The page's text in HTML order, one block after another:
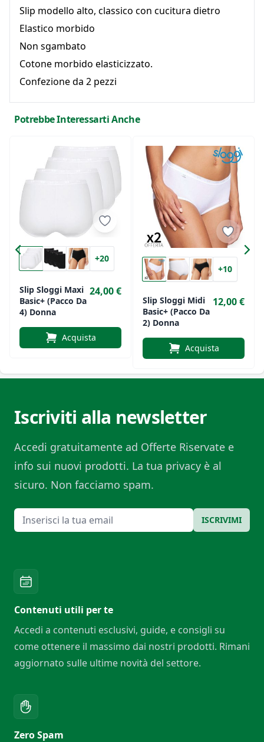
Slip modello alto, classico con cucitura dietro
Elastico morbido
Non sgambato
Cotone morbido elasticizzato.
Confezione da 2 pezzi
Potrebbe Interessarti Anche
+20
Slip Sloggi Maxi
Basic+ (Pacco Da
4) Donna
24,00 €
Acquista
+10
Slip Sloggi Midi
Basic+ (Pacco Da
2) Donna
12,00 €
Acquista
Iscriviti alla newsletter
Accedi gratuitamente ad Offerte Riservate e
info sui nuovi prodotti. La tua privacy è al
sicuro. Non facciamo spam.
Email ISCRIVIMI
Contenuti utili per te
Accedi a contenuti esclusivi, guide, e consigli su
come ottenere il massimo dai nostri prodotti. Rimani
aggiornato sulle ultime novità del settore.
Zero Spam